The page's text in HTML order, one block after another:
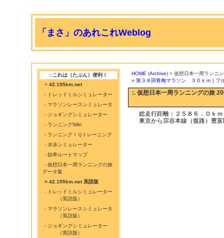
「まさ」のあれこれWeblog
::これは（たぶん）便利！
= 42.195km.net
- トレッドミルシミュレーター
- マラソンレースシミュレータ
- ジョギングシミュレーター
- ランニングWiki
- ランニングＩＱトレーニング
- 水泳シミュレーター
- 効率ルートマップ
- 仮想日本一周ランニングの旅
データ集
= 42.195km.net 英語版
- トレッドミルシミュレーター
（英語版）
- マラソンレースシミュレータ
（英語版）
- ジョギングシミュレーター
（英語版）
HOME (Archive) > 仮想日本一周ランニ
« 第３８回青梅マラソン ３０ｋｍ | フ
:. 仮想日本一周ランニングの旅
総走行距離：２５８６．０ｋｍ
東京から宗谷本線（復路）豊